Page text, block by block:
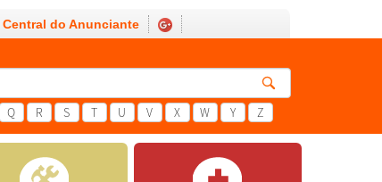
Central do Anunciante
Q R S T U V X W Y Z